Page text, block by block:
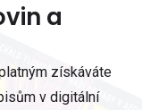
a
získáváte
v digitální